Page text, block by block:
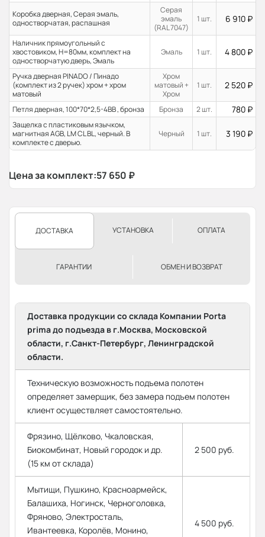
Коробка дверная, Серая эмаль,
одностворчатая, распашная
Серая
эмаль
(RAL 7047)
1 шт. 6 910 ₽
Наличник прямоугольный с
хвостовиком, H=80мм, комплект на
одностворчатую дверь, Эмаль
Эмаль 1 шт. 4 800 ₽
Ручка дверная PINADO / Пинадо
(комплект из 2 ручек) хром + хром
матовый
Хром
матовый +
Хром
1 шт. 2 520 ₽
Петля дверная, 100*70*2,5-4ВВ , бронза Бронза 2 шт. 780 ₽
Защелка с пластиковым язычком,
магнитная AGB, LM CL BL, черный. В
комплекте с дверью.
Черный 1 шт. 3 190 ₽
Цена за комплект:57 650 ₽
ДОСТАВКА УСТАНОВКА ОПЛАТА
ГАРАНТИИ ОБМЕН И ВОЗВРАТ
Доставка продукции со склада Компании Porta
prima до подъезда в г.Москва, Московской
области, г.Санкт-Петербург, Ленинградской
области.
Техническую возможность подъема полотен
определяет замерщик, без замера подъем полотен
клиент осуществляет самостоятельно.
Фрязино, Щёлково, Чкаловская,
Биокомбинат, Новый городок и др.
(15 км от склада)
2 500 руб.
Мытищи, Пушкино, Красноармейск,
Балашиха, Ногинск, Черноголовка,
Фряново, Электросталь,
Ивантеевка, Королёв, Монино,
4 500 руб.